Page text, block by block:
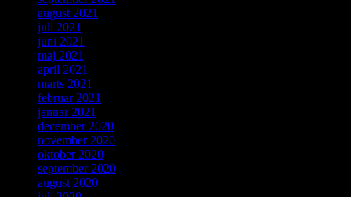
august 2021
juli 2021
juni 2021
maj 2021
april 2021
marts 2021
februar 2021
januar 2021
december 2020
november 2020
oktober 2020
september 2020
august 2020